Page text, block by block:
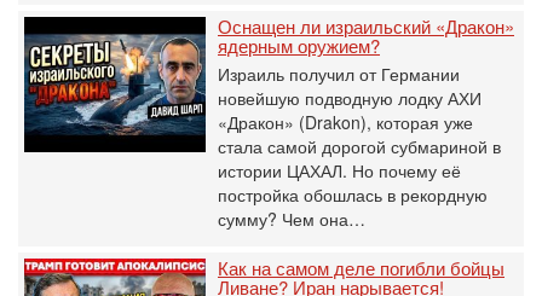
Оснащен ли израильский «Дракон»
ядерным оружием?
Израиль получил от Германии
новейшую подводную лодку АХИ
«Дракон» (Drakon), которая уже
стала самой дорогой субмариной в
истории ЦАХАЛ. Но почему её
постройка обошлась в рекордную
сумму? Чем она…
Как на самом деле погибли бойцы
Ливане? Иран нарывается!